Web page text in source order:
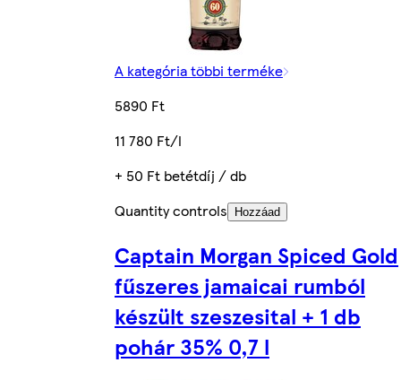
A kategória többi terméke
5890 Ft
11 780 Ft/l
+ 50 Ft betétdíj / db
Quantity controls
Hozzáad
Captain Morgan Spiced Gold
fűszeres jamaicai rumból
készült szeszesital + 1 db
pohár 35% 0,7 l